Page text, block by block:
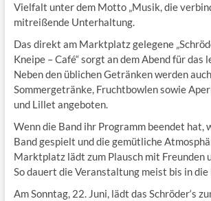
Vielfalt unter dem Motto „Musik, die
mitreißende Unterhaltung.
Das direkt am Marktplatz gelegene
Kneipe – Café“ sorgt an dem Abend für das
Neben den üblichen Getränken werden
Sommergetränke, Fruchtbowlen sowie
und Lillet angeboten.
Wenn die Band ihr Programm beendet hat,
Band gespielt und die gemütliche
Marktplatz lädt zum Plausch mit Freunden
So dauert die Veranstaltung meist bis in die
Am Sonntag, 22. Juni, lädt das Schröder‘s